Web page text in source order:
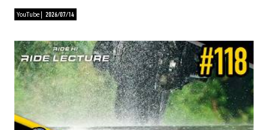
YouTube 2026/07/14